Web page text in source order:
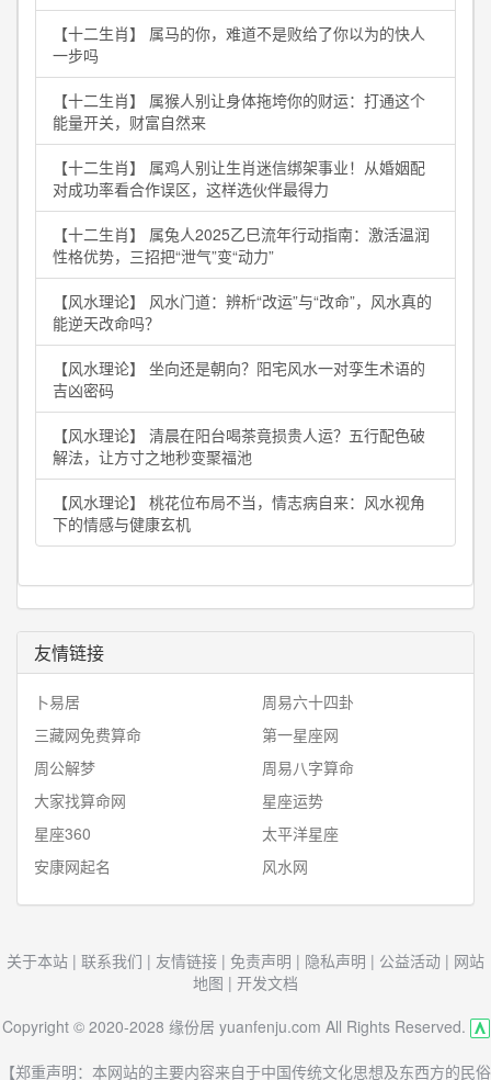
【十二生肖】 属马的你，难道不是败给了你以为的快人
一步吗
【十二生肖】 属猴人别让身体拖垮你的财运：打通这个
能量开关，财富自然来
【十二生肖】 属鸡人别让生肖迷信绑架事业！从婚姻配
对成功率看合作误区，这样选伙伴最得力
【十二生肖】 属兔人2025乙巳流年行动指南：激活温润
性格优势，三招把“泄气”变“动力”
【风水理论】 风水门道：辨析“改运”与“改命”，风水真的
能逆天改命吗？
【风水理论】 坐向还是朝向？阳宅风水一对孪生术语的
吉凶密码
【风水理论】 清晨在阳台喝茶竟损贵人运？五行配色破
解法，让方寸之地秒变聚福池
【风水理论】 桃花位布局不当，情志病自来：风水视角
下的情感与健康玄机
友情链接
卜易居
周易六十四卦
三藏网免费算命
第一星座网
周公解梦
周易八字算命
大家找算命网
星座运势
星座360
太平洋星座
安康网起名
风水网
关于本站 | 联系我们 | 友情链接 | 免责声明 | 隐私声明 | 公益活动 | 网站
地图 | 开发文档
Copyright © 2020-2028 缘份居 yuanfenju.com All Rights Reserved.
【郑重声明：本网站的主要内容来自于中国传统文化思想及东西方的民俗